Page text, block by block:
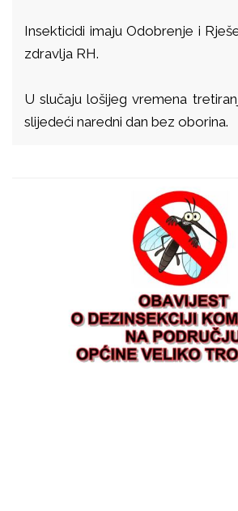
Insekticidi imaju Odobrenje i
zdravlja RH.
U slučaju lošijeg vremena
slijedeći naredni dan bez oborina.